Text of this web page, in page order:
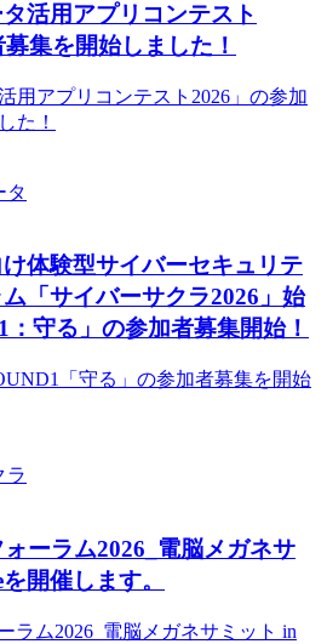
タ活用アプリコンテスト
集を開始しました！
用アプリコンテスト2026」の参加
た！
タ
体験型サイバーセキュリテ
「サイバーサクラ2026」始
守る」の参加者募集開始！
「守る」の参加者募集を開始
ラ
ーラム2026_電脳メガネサ
開催します。
ラム2026_電脳メガネサミット in